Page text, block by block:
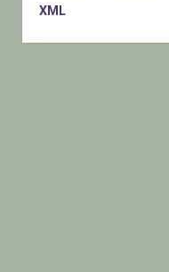
XML